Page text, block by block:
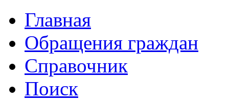
Главная
Обращения граждан
Справочник
Поиск